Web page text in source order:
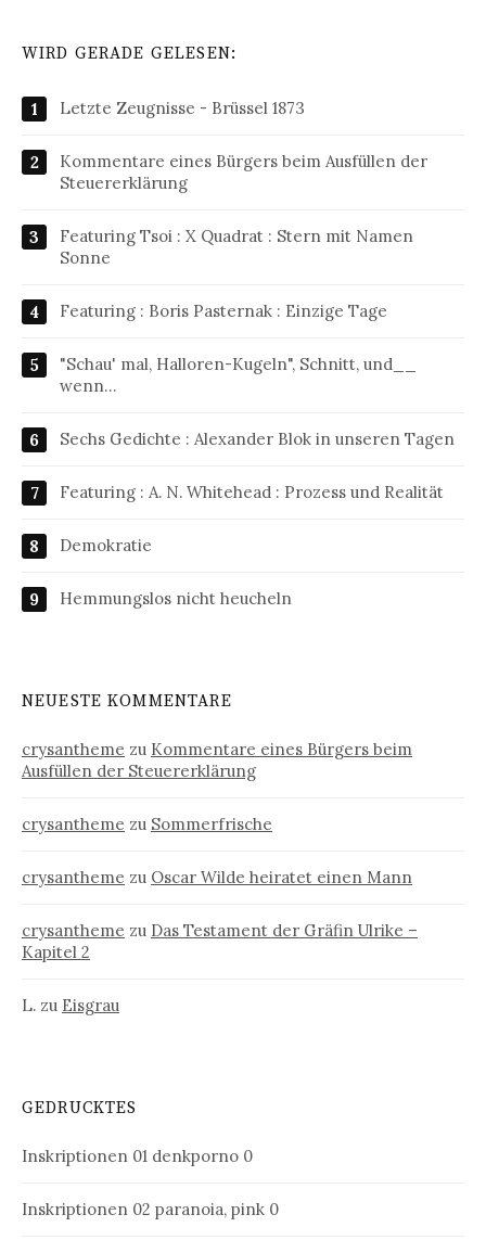
WIRD GERADE GELESEN:
Letzte Zeugnisse - Brüssel 1873
Kommentare eines Bürgers beim Ausfüllen der
Steuererklärung
Featuring Tsoi : X Quadrat : Stern mit Namen
Sonne
Featuring : Boris Pasternak : Einzige Tage
"Schau' mal, Halloren-Kugeln", Schnitt, und__
wenn…
Sechs Gedichte : Alexander Blok in unseren Tagen
Featuring : A. N. Whitehead : Prozess und Realität
Demokratie
Hemmungslos nicht heucheln
NEUESTE KOMMENTARE
crysantheme zu Kommentare eines Bürgers beim
Ausfüllen der Steuererklärung
crysantheme zu Sommerfrische
crysantheme zu Oscar Wilde heiratet einen Mann
crysantheme zu Das Testament der Gräfin Ulrike –
Kapitel 2
L. zu Eisgrau
GEDRUCKTES
Inskriptionen 01 denkporno 0
Inskriptionen 02 paranoia, pink 0